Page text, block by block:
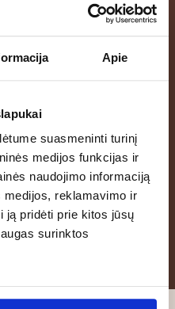
Apie
suasmeninti turinį
medijos funkcijas ir
naudojimo informaciją
medijos, reklamavimo ir
ją pridėti prie kitos jūsų
surinktos
pirkimo metu
namų kvapą.
ir gauti informaciją apie
Prenumeruoti